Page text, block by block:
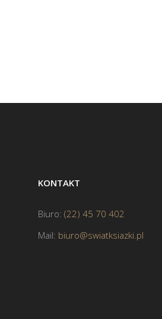
KONTAKT
Biuro: (22) 45 70 402
Mail: biuro@swiatksiazki.pl